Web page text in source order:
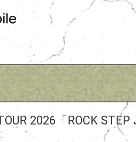
2026「ROCK